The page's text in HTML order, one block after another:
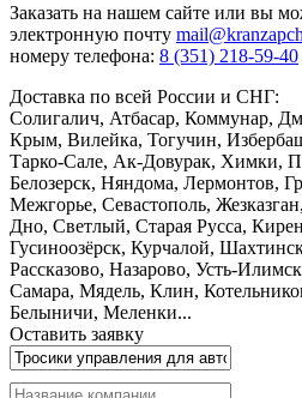
Заказать на нашем сайте или вы
электронную почту
номеру телефона: 8 (351) 218-59-40
Доставка по всей России и СНГ:
Солигалич, Атбасар, Коммунар,
Крым, Вилейка, Тогучин,
Тарко-Сале, Ак-Довурак, Химки,
Белозерск, Няндома, Лермонтов,
Межгорье, Севастополь,
Дно, Светлый, Старая Русса,
Гусиноозёрск, Курчалой,
Рассказово, Назарово, Усть-
Самара, Мядель, Клин,
Белыничи, Меленки...
Оставить заявку